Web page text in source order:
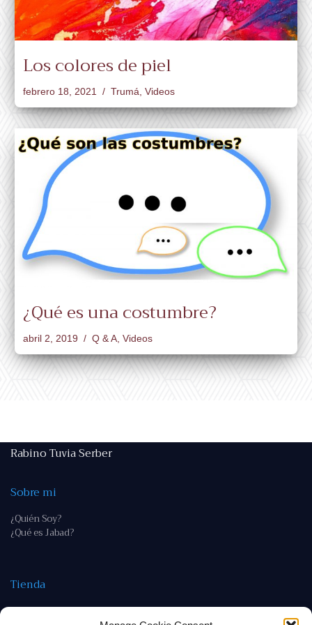
Los colores de piel
febrero 18, 2021 Trumá Videos
¿Qué es una costumbre?
abril 2, 2019 Q & A, Videos
Rabino Tuvia Serber
Sobre mi
¿Quién Soy?
¿Qué es Jabad?
Tienda
Tienda